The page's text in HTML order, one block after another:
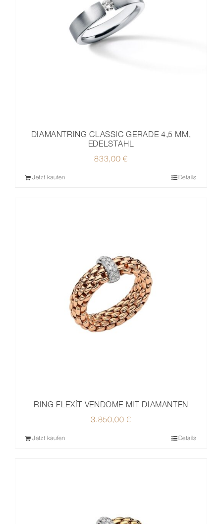
DIAMANTRING CLASSIC GERADE 4,5 MM,
EDELSTAHL
833,00 €
Jetzt kaufen Details
RING FLEXÍT VENDOME MIT DIAMANTEN
3.850,00€
Jetzt kaufen Details